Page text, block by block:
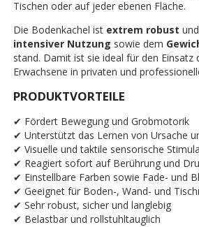
Tischen oder auf jeder ebenen Fläche.
Die Bodenkachel ist extrem robust
intensiver Nutzung sowie dem
stand. Damit ist sie ideal für den Einsatz
Erwachsene in privaten und
PRODUKTVORTEILE
✔ Fördert Bewegung und Grobmotorik
✔ Unterstützt das Lernen von Ursache
✔ Visuelle und taktile sensorische
✔ Reagiert sofort auf Berührung und
✔ Einstellbare Farben sowie Fade- und
✔ Geeignet für Boden-, Wand- und
✔ Sehr robust, sicher und langlebig
✔ Belastbar und rollstuhltauglich